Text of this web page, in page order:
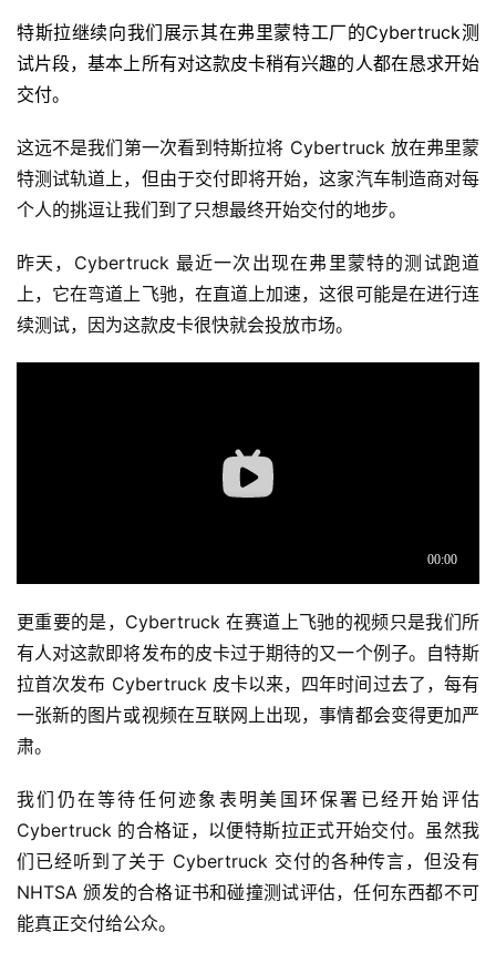
特斯拉继续向我们展示其在弗里蒙特工厂的Cybertruck测
试片段，基本上所有对这款皮卡稍有兴趣的人都在恳求开始
交付。
这远不是我们第一次看到特斯拉将 Cybertruck 放在弗里蒙
特测试轨道上，但由于交付即将开始，这家汽车制造商对每
个人的挑逗让我们到了只想最终开始交付的地步。
昨天，Cybertruck 最近一次出现在弗里蒙特的测试跑道
上，它在弯道上飞驰，在直道上加速，这很可能是在进行连
续测试，因为这款皮卡很快就会投放市场。
更重要的是，Cybertruck 在赛道上飞驰的视频只是我们所
有人对这款即将发布的皮卡过于期待的又一个例子。自特斯
拉首次发布 Cybertruck 皮卡以来，四年时间过去了，每有
一张新的图片或视频在互联网上出现，事情都会变得更加严
肃。
我们仍在等待任何迹象表明美国环保署已经开始评估
Cybertruck 的合格证，以便特斯拉正式开始交付。虽然我
们已经听到了关于 Cybertruck 交付的各种传言，但没有
NHTSA 颁发的合格证书和碰撞测试评估，任何东西都不可
能真正交付给公众。